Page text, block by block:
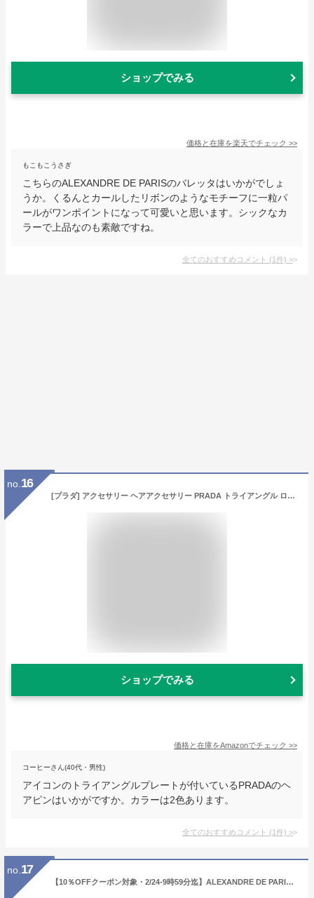
ショップでみる
価格と在庫を楽天でチェック >>
もこもこうさぎ
こちらのALEXANDRE DE PARISのバレッタはいかがでしょ
うか。くるんとカールしたリボンのようなモチーフに一粒パ
ールがワンポイントになって可愛いと思います。シックなカ
ラーで上品なのも素敵ですね。
全てのおすすめコメント (1件) >
no. 16
[プラダ] アクセサリー ヘアアクセサリー PRADA トライアングル ロゴ メタル ヘアピン 1IF051 アウトレット レディース [並行輸入品]
ショップでみる
価格と在庫をAmazonでチェック >>
コーヒーさん(40代・男性)
アイコンのトライアングルプレートが付いているPRADAのヘ
アピンはいかがですか。カラーは2色あります。
全てのおすすめコメント (1件) >
no. 17
【10％OFFクーポン対象・2/24-9時59分迄】ALEXANDRE DE PARIS アレクサンドル ドゥ パリ ヘアピン ATB-17241-05 レディース パール ヘアアクセサリー 髪留め カラー2色【cp_ten】